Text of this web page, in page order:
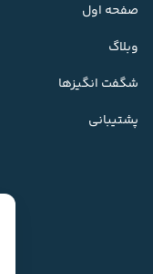
صفحه اول
وبلاگ
شگفت انگیزها
پشتیبانی